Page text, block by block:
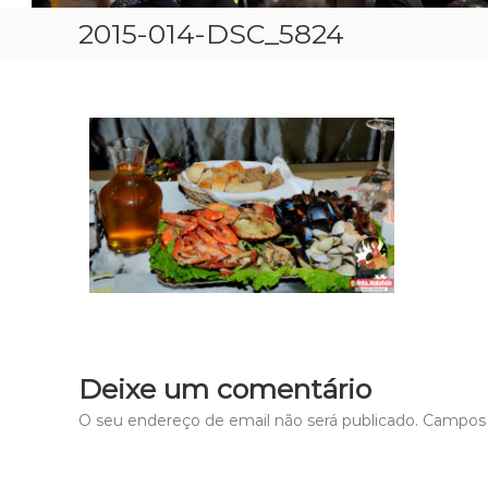
2015-014-DSC_5824
Deixe um comentário
O seu endereço de email não será publicado.